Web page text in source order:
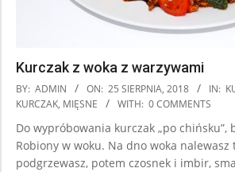
Kurczak z woka z warzywami
2018-
08-
BY: ADMIN ON: 25 SIERPNIA, 2018 IN:
KURCZAK, MIĘSNE WITH: 0 COMMENTS
Do wypróbowania kurczak „po chińsku”,
Robiony w woku. Na dno woka nalewasz
podgrzewasz, potem czosnek i imbir,